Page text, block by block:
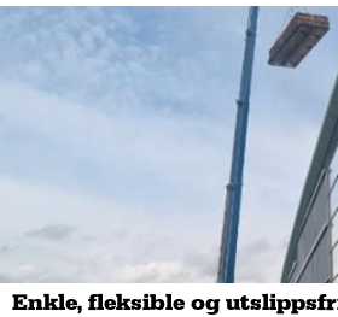
Enkle, fleksible og